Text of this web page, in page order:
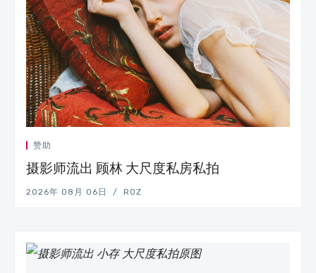
赞助
摄影师流出 顾林 大尺度私房私拍
2026年 08月 06日 ROZ